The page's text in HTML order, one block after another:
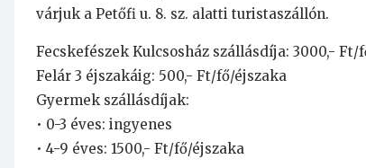
várjuk a Petőfi u. 8. sz. alatti turistaszállón.
Fecskefészek Kulcsosház szállásdíja: 3000,- Ft/
Felár 3 éjszakáig: 500,- Ft/fő/éjszaka
Gyermek szállásdíjak:
• 0-3 éves: ingyenes
• 4-9 éves: 1500,- Ft/fő/éjszaka